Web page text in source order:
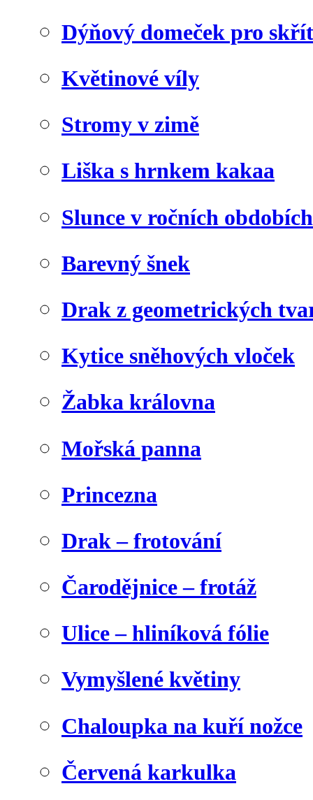
Dýňový domeček pro
Květinové víly
Stromy v zimě
Liška s hrnkem kakaa
Slunce v ročních obdobích
Barevný šnek
Drak z geometrických
Kytice sněhových vloček
Žabka královna
Mořská panna
Princezna
Drak – frotování
Čarodějnice – frotáž
Ulice – hliníková fólie
Vymyšlené květiny
Chaloupka na kuří nožce
Červená karkulka